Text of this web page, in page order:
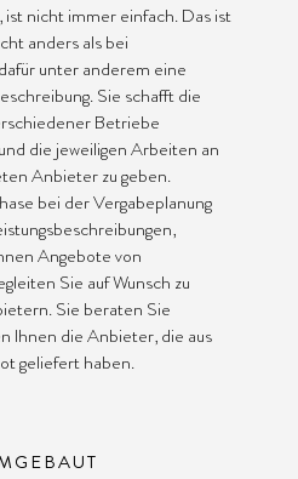
nicht immer einfach. Das ist
anders als bei
unter anderem eine
Sie schafft die
Betriebe
die jeweiligen Arbeiten an
Anbieter zu geben.
bei der Vergabeplanung
Angebote von
Sie auf Wunsch zu
Sie beraten Sie
Ihnen die Anbieter, die aus
geliefert haben.